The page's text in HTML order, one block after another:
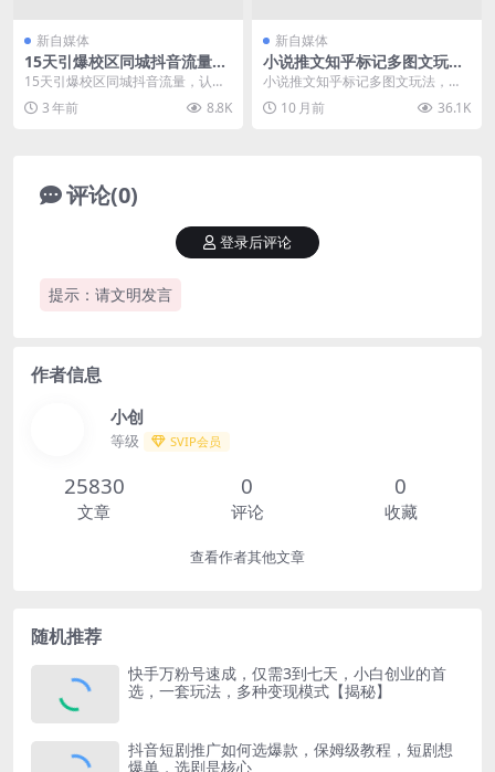
新自媒体
15天引爆校区同城抖音流量，
认清同城招生底层逻辑
15天引爆校区同城抖音流量，认清
同城招生底层逻辑 课程内容： 第1
节1、去除迷信...
3 年前 8.8K
新自媒体
小说推文知乎标记多图文玩
法，每天3位数收益爆单实操
课
小说推文知乎标记多图文玩法，每
天3位数收益爆单实操课 项目介
绍： 图文推文是最小...
10 月前 36.1K
评论(0)
提示：请文明发言
登录后评论
作者信息
小创
等级 SVIP会员
25830
文章
0
评论
0
收藏
查看作者其他文章
随机推荐
快手万粉号速成，仅需3到七天，小白创业的首
选，一套玩法，多种变现模式【揭秘】
抖音短剧推广如何选爆款，保姆级教程，短剧想
爆单，选剧是核心